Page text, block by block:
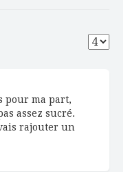
pour ma part,
assez sucré.
rajouter un